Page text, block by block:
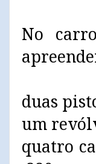
No
duas
um
quatro